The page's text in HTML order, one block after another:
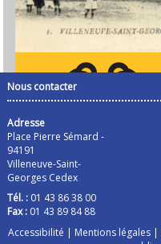
Nous contacter
Adresse
Place Pierre Sémard -
94191
Villeneuve-Saint-
Georges Cedex
Tél. :01 43 86 38 00
Fax :01 43 89 84 88
Accessibilité | Mentions légales |